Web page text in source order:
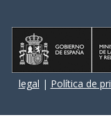
legal | Política de